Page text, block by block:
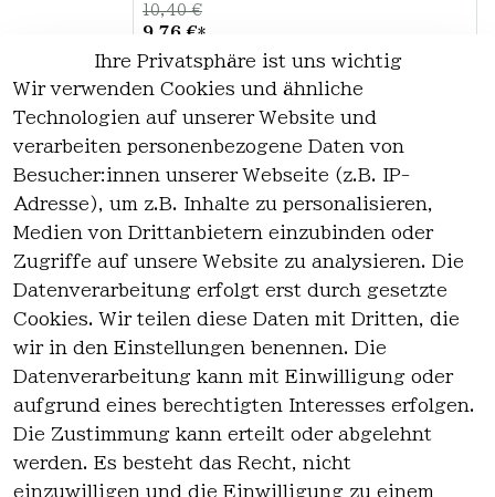
9,76 €*
10,40 €
Hinzufügen
*inkl. ges. MwStzzgl.Versandkosten
1
Ihre Privatsphäre ist uns wichtig
Wir verwenden Cookies und ähnliche
Technologien auf unserer Website und
verarbeiten personenbezogene Daten von
Besucher:innen unserer Webseite (z.B. IP-
Adresse), um z.B. Inhalte zu personalisieren,
Medien von Drittanbietern einzubinden oder
Zugriffe auf unsere Website zu analysieren. Die
Datenverarbeitung erfolgt erst durch gesetzte
Cookies. Wir teilen diese Daten mit Dritten, die
wir in den Einstellungen benennen. Die
Datenverarbeitung kann mit Einwilligung oder
aufgrund eines berechtigten Interesses erfolgen.
Die Zustimmung kann erteilt oder abgelehnt
werden. Es besteht das Recht, nicht
einzuwilligen und die Einwilligung zu einem
es
AGB
Datenschutz
Kontakt
Kontakt
Registrieren